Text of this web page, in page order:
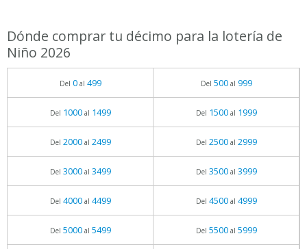
Dónde comprar tu décimo para la lotería de
Niño 2026
Del 0al 499 Del 500al 999
Del 1000al 1499 Del 1500al 1999
Del 2000al 2499 Del 2500al 2999
Del 3000al 3499 Del 3500al 3999
Del 4000al 4499 Del 4500al 4999
Del 5000al 5499 Del 5500al 5999